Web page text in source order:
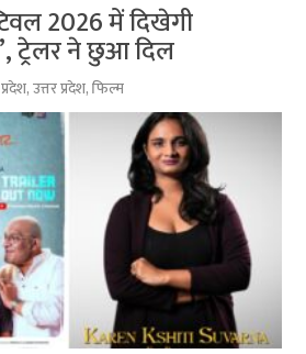
2026 में दिखेगी
ट्रेलर ने छुआ दिल
,उत्तर प्रदेश,फिल्म